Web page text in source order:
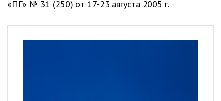
«ПГ» № 31 (250) от 17-23 августа 2005 г.